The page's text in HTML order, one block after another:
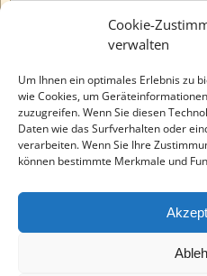
Cookie-
verwalten
Um Ihnen ein optimales Erlebnis zu
wie Cookies, um
zuzugreifen. Wenn Sie diesen
Daten wie das Surfverhalten oder
verarbeiten. Wenn Sie Ihre
können bestimmte Merkmale und
Varia